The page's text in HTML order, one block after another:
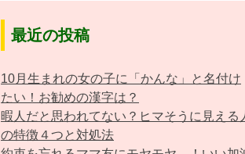
最近の投稿
10月生まれの女の子に「かんな」と名付け
たい！お勧めの漢字は？
暇人だと思われてない？ヒマそうに見える
の特徴４つと対処法